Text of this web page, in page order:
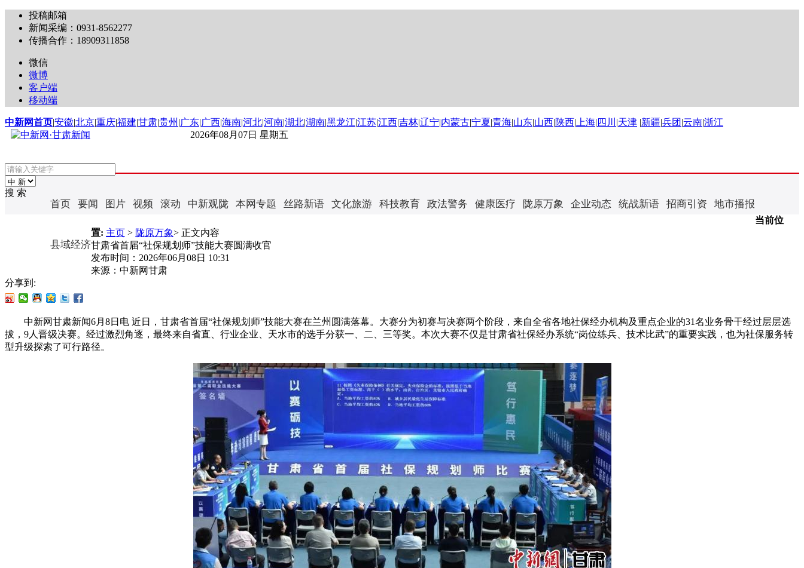
投稿邮箱
新闻采编：0931-8562277
传播合作：18909311858
微信
微博
客户端
移动端
中新网首页|安徽|北京|重庆|福建|甘肃|贵州 |广东|广西|海南|河北|河南|湖北|湖南|黑龙江|江苏|江西|吉林|辽宁|内蒙古|宁夏|青海|山东|山西|陕西| 上海| 四川 |天津 |新疆|兵团 |云南|浙江
2026年08月07日 星期五
搜 索
首页 要闻 图片 视频 滚动 中新观陇 本网专题 丝路新语 文化旅游 科技教育 政法警务 健康医疗 陇原万象 企业动态 统战新语 招商引资 地市播报
县域经济
当前位
置: 主页 > 陇原万象> 正文内容
甘肃省首届“社保规划师”技能大赛圆满收官
发布时间： 2026年06月08日 10:31
来源： 中新网甘肃
分享到:
中新网甘肃新闻6月8日电 近日，甘肃省首届“社保规划师”技能大赛在兰州圆满落幕。大赛分为初赛与决赛两个阶段，来自全省各地社保经办机构及重点企业的31名业务骨干经过层层选
拔，9人晋级决赛。经过激烈角逐，最终来自省直、行业企业、天水市的选手分获一、二、三等奖。本次大赛不仅是甘肃省社保经办系统“岗位练兵、技术比武”的重要实践，也为社保服务转
型升级探索了可行路径。